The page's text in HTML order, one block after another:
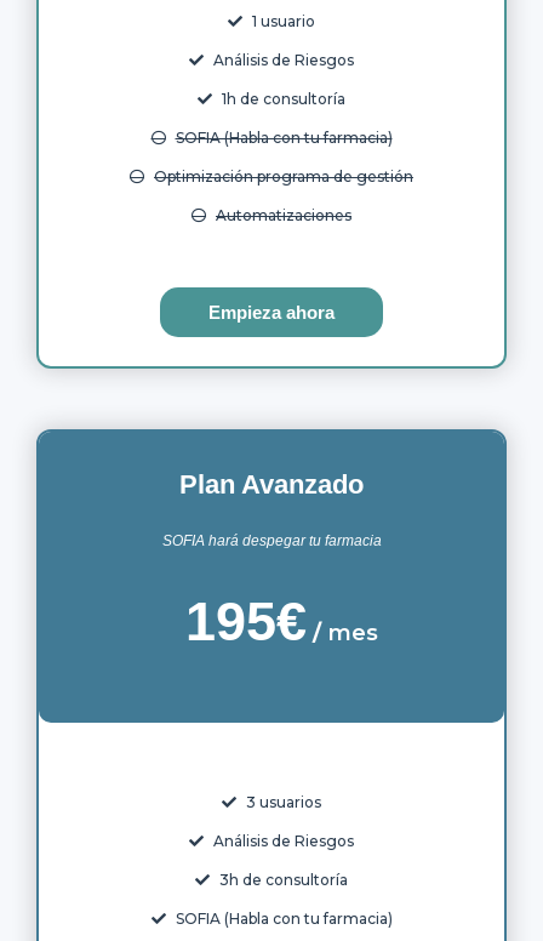
1 usuario
Análisis de Riesgos
1h de consultoría
SOFIA (Habla con tu farmacia)
Optimización programa de gestión
Automatizaciones
Empieza ahora
Plan Avanzado
SOFIA hará despegar tu farmacia
195€ / mes
3 usuarios
Análisis de Riesgos
3h de consultoría
SOFIA (Habla con tu farmacia)